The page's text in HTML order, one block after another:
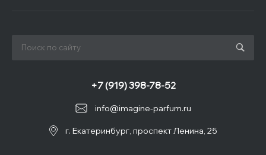
info@imagine-parfum.ru
+7 (919) 398-78-52
г. Екатеринбург, проспект Ленина, 25